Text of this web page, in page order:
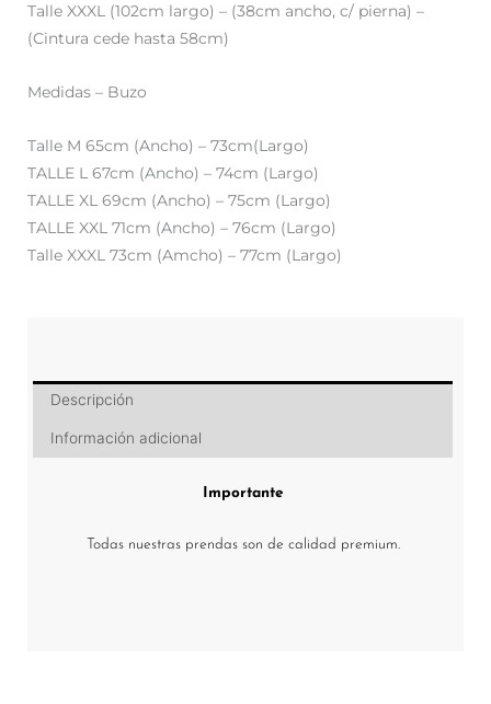
Talle XXXL (102cm largo) – (38cm ancho, c/ pierna) –
(Cintura cede hasta 58cm)
Medidas – Buzo
Talle M 65cm (Ancho) – 73cm(Largo)
TALLE L 67cm (Ancho) – 74cm (Largo)
TALLE XL 69cm (Ancho) – 75cm (Largo)
TALLE XXL 71cm (Ancho) – 76cm (Largo)
Talle XXXL 73cm (Amcho) – 77cm (Largo)
Descripción
Información adicional
Importante
Todas nuestras prendas son de calidad premium.